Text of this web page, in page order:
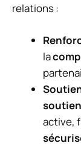
relations :
la
active,